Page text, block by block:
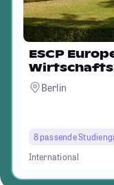
ESCP
Berlin
8 passende
International